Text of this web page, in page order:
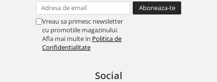
Vreau sa primesc newsletter
cu promotiile magazinului.
Afla mai multe in Politica de
Confidentialitate
Social